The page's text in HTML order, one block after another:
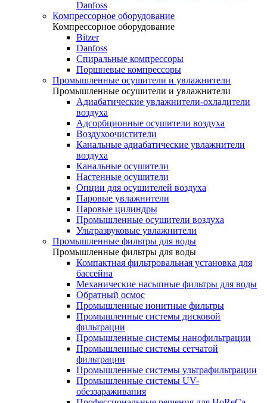
Danfoss
Компрессорное оборудование
Компрессорное оборудование
Bitzer
Danfoss
Спиральные компрессоры
Поршневые компрессоры
Промышленные осушители и увлажнители
Промышленные осушители и увлажнители
Адиабатические увлажнители-охладители
воздуха
Адсорбционные осушители воздуха
Воздухоочистители
Канальные адиабатические увлажнители
воздуха
Канальные осушители
Настенные осушители
Опции для осушителей воздуха
Паровые увлажнители
Паровые цилиндры
Промышленные осушители воздуха
Ультразвуковые увлажнители
Промышленные фильтры для воды
Промышленные фильтры для воды
Компактная фильтровальная установка для
бассейна
Механические насыпные фильтры для воды
Обратный осмос
Промышленные ионитные фильтры
Промышленные системы дисковой
фильтрации
Промышленные системы нанофильтрации
Промышленные системы сетчатой
фильтрации
Промышленные системы ультрафильтрации
Промышленные системы UV-
обеззараживания